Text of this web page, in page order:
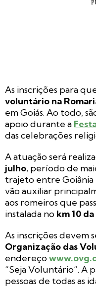
As inscrições para
voluntário na
em Goiás. Ao todo,
apoio durante a
das celebrações
A atuação será
julho, período de
trajeto entre Goiânia
vão auxiliar
aos romeiros que
instalada no km 10
As inscrições devem
Organização das
endereço
“Seja Voluntário”. A
pessoas de todas as